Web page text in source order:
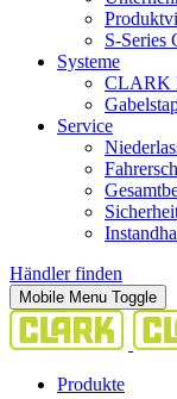
S-Series
Systeme
CLARK
Service
Händler finden
Mobile Menu Toggle
Produkte